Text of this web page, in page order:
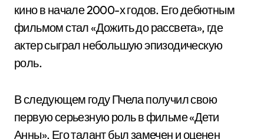
кино в начале 2000-х годов. Его дебютным
фильмом стал «Дожить до рассвета», где
актер сыграл небольшую эпизодическую
роль.
В следующем году Пчела получил свою
первую серьезную роль в фильме «Дети
Анны». Его талант был замечен и оценен